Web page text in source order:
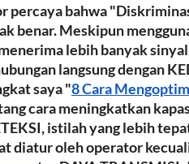
percaya bahwa
benar. Meskipun
lebih banyak
langsung dengan
saya "8 Cara
cara meningkatkan
istilah yang lebih
diatur oleh operator